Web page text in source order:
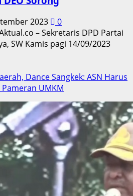
2023
0
– Sekretaris DPD Partai
SW Kamis pagi 14/09/2023
Dance Sangkek: ASN Harus
UMKM